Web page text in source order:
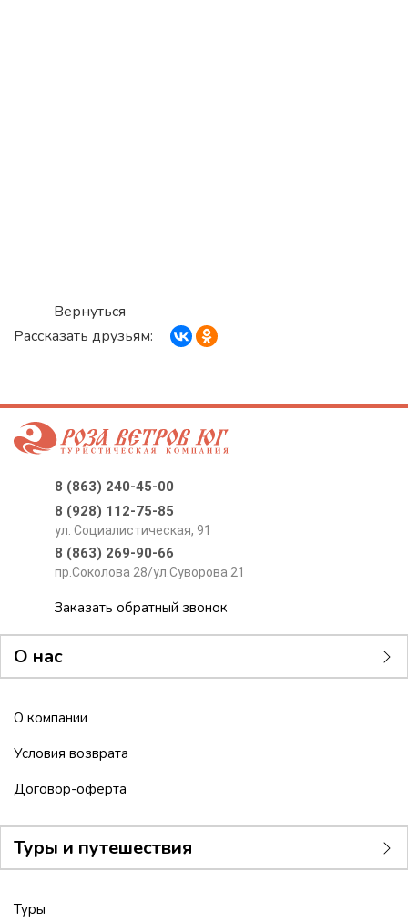
Вернуться
Рассказать друзьям:
8 (863) 240-45-00
8 (928) 112-75-85
ул. Социалистическая, 91
8 (863) 269-90-66
пр.Соколова 28/ул.Суворова 21
Заказать обратный звонок
О нас
О компании
Условия возврата
Договор-оферта
Туры и путешествия
Туры